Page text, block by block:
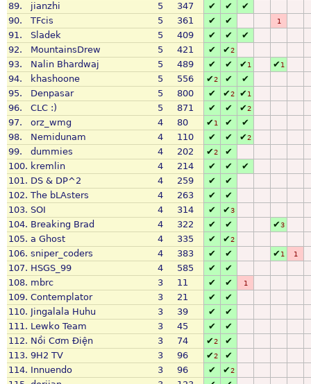
89. jianzhi 5 347 ✔ ✔
✔
90.
TFcis 5 361 ✔ ✔ 1
91. Sladek 5 409 ✔ ✔
✔
92.
MountainsDrew 5 421 ✔ ✔2
93. Nalin Bhardwaj 5 489 ✔ ✔ ✔1 ✔1
94. khashoone 5 556 ✔2 ✔
✔
95.
Denpasar 5 800 ✔ ✔2 ✔1
96. CLC :) 5 871 ✔ ✔ ✔2
97. orz_wmg 4 80 ✔1 ✔
✔
98.
Nemidunam 4 110 ✔ ✔ ✔2
99. dummies 4 202 ✔2
✔
100. kremlin 4 214 ✔ ✔
✔
101. DS & DP^2 4 259 ✔
✔
102. The bLAsters 4 263 ✔
✔
103. SOI 4 314 ✔ ✔3
104. Breaking Brad 4 322 ✔ ✔ ✔3
105. a Ghost 4 335 ✔ ✔2
106. sniper_coders 4 383 ✔ ✔ ✔1 1
107. HSGS_99 4 585 ✔
✔
108. mbrc 3 11 ✔ ✔ 1
109. Contemplator 3 21 ✔
✔
110. Jingalala Huhu 3 39 ✔
✔
111. Lewko Team 3 45 ✔
✔
112. Nồi Cơm Điện 3 74 ✔2
✔
113. 9H2 TV 3 96 ✔2
✔
114. Innuendo 3 96 ✔ ✔2